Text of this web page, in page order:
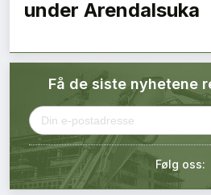
Abonnement Pluss
Kontakt oss
Login
under Arendalsuka
Få de siste nyhetene
Følg oss: